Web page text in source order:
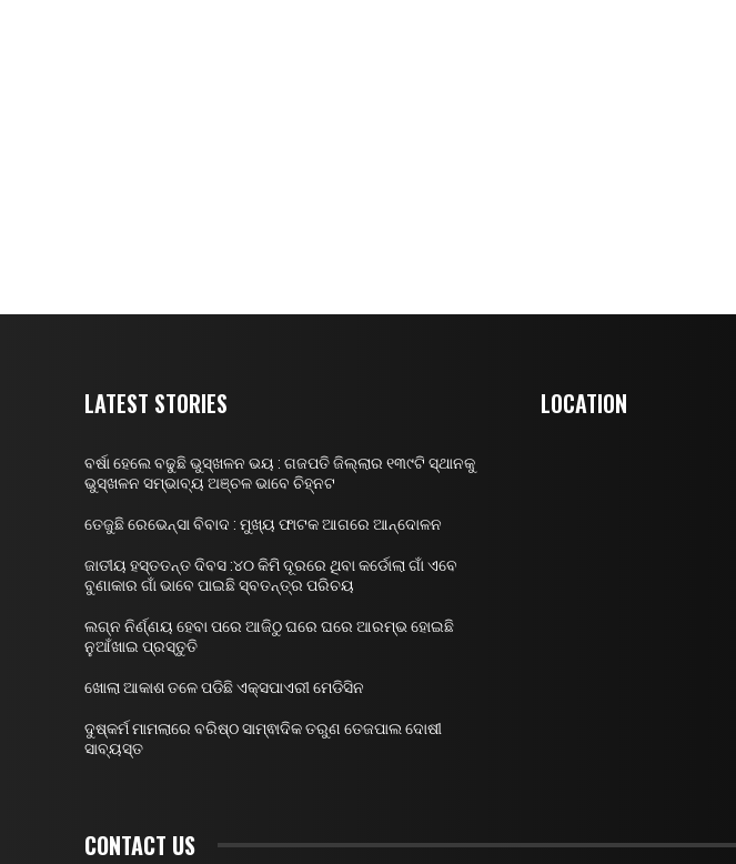
LATEST STORIES
ବର୍ଷା ହେଲେ ବଢୁଛି ଭୁସ୍ଖଳନ ଭୟ : ଗଜପତି ଜିଲ୍ଲାର ୧୩୯ଟି ସ୍ଥାନକୁ
ଭୁସ୍ଖଳନ ସମ୍ଭାବ୍ୟ ଅଞ୍ଚଳ ଭାବେ ଚିହ୍ନଟ
ତେଜୁଛି ରେଭେନ୍ସା ବିବାଦ : ମୁଖ୍ୟ ଫାଟକ ଆଗରେ ଆନ୍ଦୋଳନ
ଜାତୀୟ ହସ୍ତତନ୍ତ ଦିବସ :୪୦ କିମି ଦୂରରେ ଥିବା କର୍ଡୋଲା ଗାଁ ଏବେ
ବୁଣାକାର ଗାଁ ଭାବେ ପାଇଛି ସ୍ବତନ୍ତ୍ର ପରିଚୟ
ଲଗ୍ନ ନିର୍ଣ୍ଣୟ ହେବା ପରେ ଆଜିଠୁ ଘରେ ଘରେ ଆରମ୍ଭ ହୋଇଛି
ନୁଆଁଖାଇ ପ୍ରସ୍ତୁତି
ଖୋଲା ଆକାଶ ତଳେ ପଡିଛି ଏକ୍ସପାଏରୀ ମେଡିସିନ
ଦୁଷ୍କର୍ମ ମାମଲାରେ ବରିଷ୍ଠ ସାମ୍ଵାଦିକ ତରୁଣ ତେଜପାଲ ଦୋଷୀ
ସାବ୍ୟସ୍ତ
LOCATION
CONTACT US